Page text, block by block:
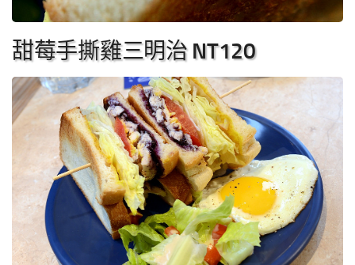
甜莓手撕雞三明治 NT120